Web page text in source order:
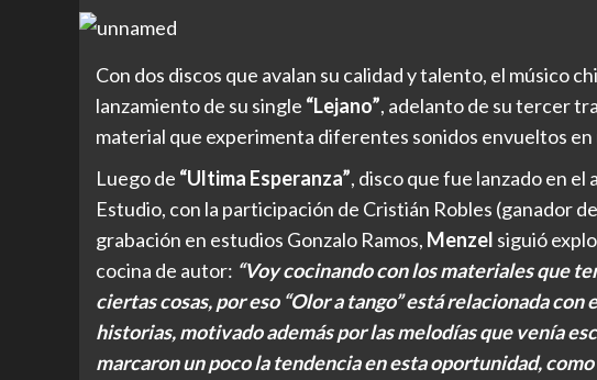
Con dos discos que avalan su calidad y talento, el músico
lanzamiento de su single “Lejano”, adelanto de su tercer
material que experimenta diferentes sonidos envueltos
Luego de “Ultima Esperanza”, disco que fue lanzado en
Estudio, con la participación de Cristián Robles (ganador
grabación en estudios Gonzalo Ramos, Menzel siguió
cocina de autor: “Voy cocinando con los materiales que
ciertas cosas, por eso “Olor a tango” está relacionada
historias, motivado además por las melodías que venía
marcaron un poco la tendencia en esta oportunidad,